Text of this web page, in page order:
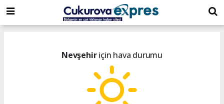
dini
chat
islami
chat
islami
sohbetler
Nevşehiriçin hava durumu